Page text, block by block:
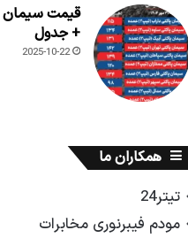
+ جدول
2025-10-22
همکاران ما
تیتر24
مودم فیبرنوری مخابرات